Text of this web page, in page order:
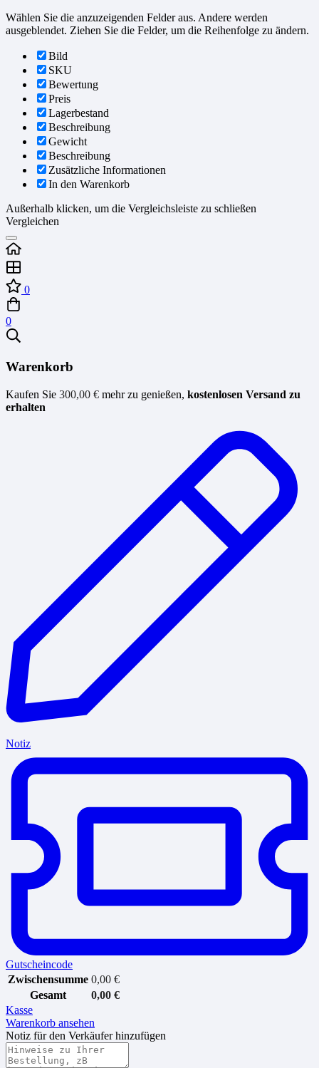
Wählen Sie die anzuzeigenden Felder aus. Andere werden
ausgeblendet. Ziehen Sie die Felder, um die Reihenfolge zu ändern.
Bild
SKU
Bewertung
Preis
Lagerbestand
Beschreibung
Gewicht
Beschreibung
Zusätzliche Informationen
In den Warenkorb
Außerhalb klicken, um die Vergleichsleiste zu schließen
Vergleichen
0
0
Warenkorb
Kaufen Sie 300,00 € mehr zu genießen, kostenlosen Versand zu
erhalten
Notiz
Gutscheincode
Zwischensumme 0,00 €
Gesamt
0,00 €
Kasse
Warenkorb ansehen
Notiz für den Verkäufer hinzufügen